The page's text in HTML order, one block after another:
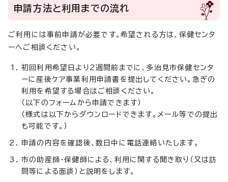
申請方法と利用までの流れ
ご利用には事前申請が必要です。希望される方は、保健センタ
ーへご相談ください。
初回利用希望日より2週間前までに、多治見市保健センタ
ーに産後ケア事業利用申請書を提出してください。急ぎの
利用を希望する場合はご相談ください。
（以下のフォームから申請できます）
（様式は以下からダウンロードできます。メール等での提出
も可能です。）
申請の内容を確認後、数日中に電話連絡いたします。
市の助産師・保健師による、利用に関する聞き取り（又は訪
問等による面談）と説明をします。